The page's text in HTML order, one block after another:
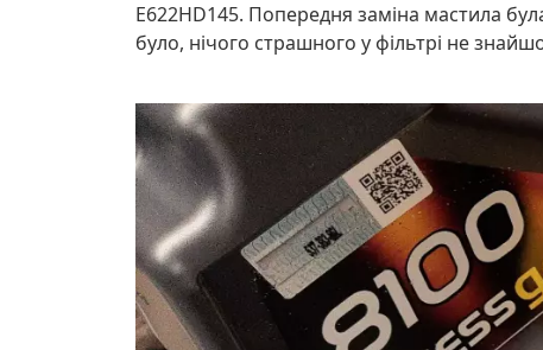
E622HD145. Попередня заміна мастила
було, нічого страшного у фільтрі не